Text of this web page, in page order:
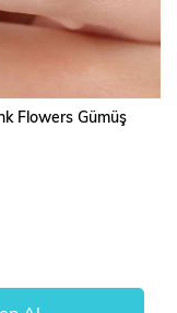
Flowers Gümüş